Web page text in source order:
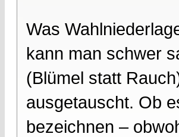
Was
kann man schwer
(Blümel statt
ausgetauscht. Ob
bezeichnen –